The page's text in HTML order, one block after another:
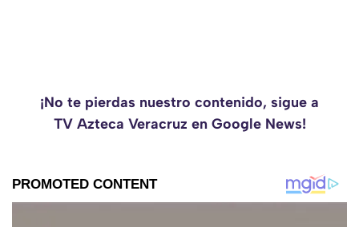
¡No te pierdas nuestro contenido, sigue a
TV Azteca Veracruz en Google News!